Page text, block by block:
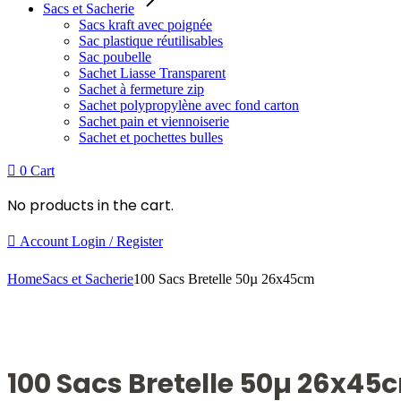
Sacs et Sacherie
Sacs kraft avec poignée
Sac plastique réutilisables
Sac poubelle
Sachet Liasse Transparent
Sachet à fermeture zip
Sachet polypropylène avec fond carton
Sachet pain et viennoiserie
Sachet et pochettes bulles
0 Cart
No products in the cart.
Account Login / Register
HomeSacs et Sacherie100 Sacs Bretelle 50µ 26x45cm
100 Sacs Bretelle 50µ